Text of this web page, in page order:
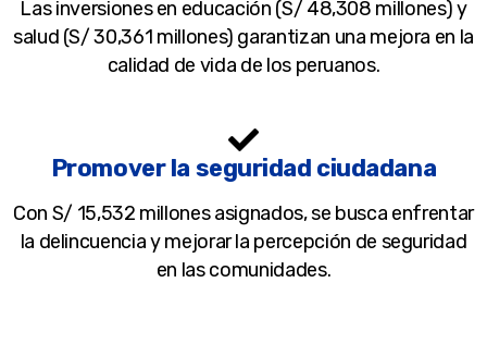
Las inversiones en educación (S/ 48,308 millones) y
salud (S/ 30,361 millones) garantizan una mejora en la
calidad de vida de los peruanos.
Promover la seguridad ciudadana
Con S/ 15,532 millones asignados, se busca enfrentar
la delincuencia y mejorar la percepción de seguridad
en las comunidades.